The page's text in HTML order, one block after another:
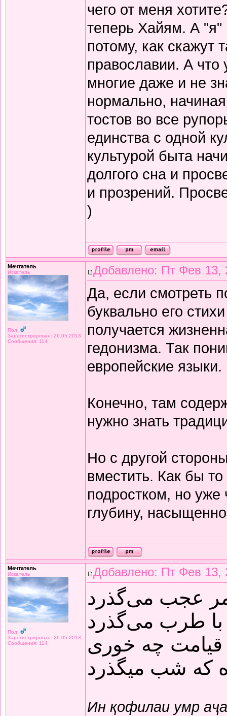
чего от меня
теперь Хайям. А "я"
потому, как скажут
православии. А что
многие даже и не
нормально,
тостов во все
единства с одной
культурой быта
долгого сна и
и прозрений.
)
Мечтатель
Искатель
Пол:
Зарегистрирован: 26.05.2013
Сообщения: 114
Добавлено: Пт Фев 13,
Да, если смотреть
буквально его
получается
гедонизма. Так
европейские языки.
Конечно, там
нужно знать
Но с другой
вместить. Как бы
подростком, но уже
глубину,
Мечтатель
Искатель
Пол:
Зарегистрирован: 26.05.2013
Сообщения: 114
Добавлено: Пт Фев 13,
عجب می‌گذرد
طرب می‌گذرد
چه خوری
که شب میگذرد
Ин қофилаи умр